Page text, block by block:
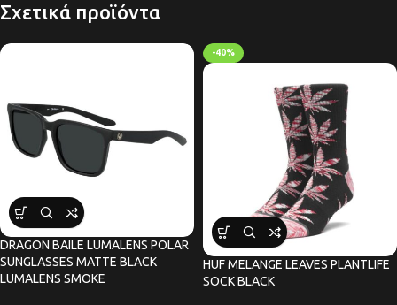
Σχετικά προϊόντα
DRAGON BAILE LUMALENS POLAR
SUNGLASSES MATTE BLACK
LUMALENS SMOKE
-40%
HUF MELANGE LEAVES PLANTLIFE
SOCK BLACK